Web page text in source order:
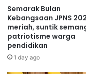
M
l
a
y
t
T
i
m
b
u
Semarak Bulan
Kebangsaan JPNS
meriah, suntik
patriotisme warga
pendidikan
1 day ago